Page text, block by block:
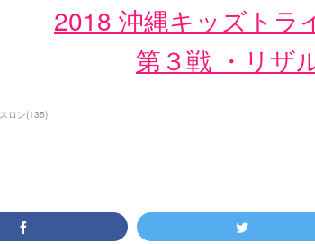
2018 沖縄キッズトラ
第３戦 ・リザ
ロン(135)